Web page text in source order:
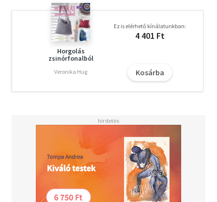
Horgolás
zsinórfonalból
Veronika Hug
Ez is elérhető kínálatunkban:
4 401 Ft
Kosárba